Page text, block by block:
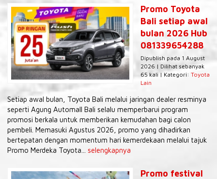
Promo Toyota
Bali setiap awal
bulan 2026 Hub
081339654288
Dipublish pada 1 August
2026 | Dilihat sebanyak
65 kali | Kategori: Toyota
Lain
Setiap awal bulan, Toyota Bali melalui jaringan dealer resminya
seperti Agung Automall Bali selalu memperbarui program
promosi berkala untuk memberikan kemudahan bagi calon
pembeli. Memasuki Agustus 2026, promo yang dihadirkan
bertepatan dengan momentum hari kemerdekaan melalui tajuk
Promo Merdeka Toyota... selengkapnya
Promo festival